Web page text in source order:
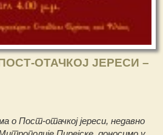
ОТАЧКОЈ ЈЕРЕСИ –
о Пост-отачкој јереси, недавно